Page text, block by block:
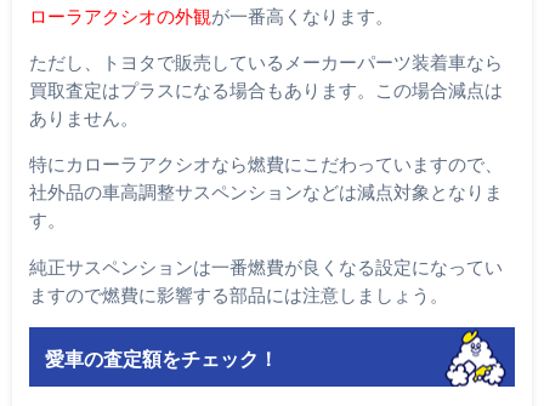
ローラアクシオの外観が一番高くなります。
ただし、トヨタで販売しているメーカーパーツ装着車なら
買取査定はプラスになる場合もあります。この場合減点は
ありません。
特にカローラアクシオなら燃費にこだわっていますので、
社外品の車高調整サスペンションなどは減点対象となりま
す。
純正サスペンションは一番燃費が良くなる設定になってい
ますので燃費に影響する部品には注意しましょう。
愛車の査定額をチェック！